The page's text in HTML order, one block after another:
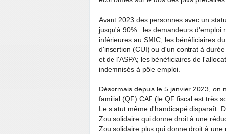
Avant 2023 des personnes avec un
jusqu'à 90% : les demandeurs d'emploi
inférieures au SMIC; les bénéficiaires
d'insertion (CUI) ou d'un contrat à
et de l'ASPA; les bénéficiaires de
indemnisés à pôle emploi.
Désormais depuis le 5 janvier 2023, on
familial (QF) CAF (le QF fiscal est très
Le statut même d'handicapé disparaît.
Zou solidaire qui donne droit à une
Zou solidaire plus qui donne droit à